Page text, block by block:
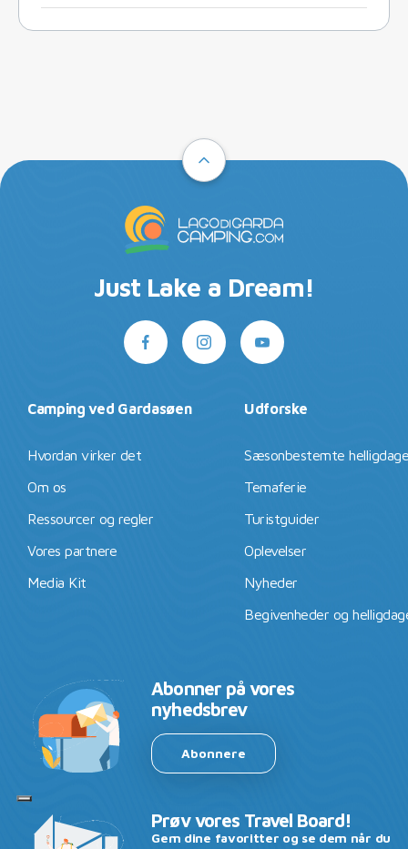
Just Lake a Dream!
Camping ved Gardasøen
Hvordan virker det
Om os
Ressourcer og regler
Vores partnere
Media Kit
Udforske
Sæsonbestemte
Temaferie
Turistguider
Oplevelser
Nyheder
Begivenheder og
Abonner på vores
nyhedsbrev
Abonnere
Prøv vores Travel Board!
Gem dine favoritter og se dem når du